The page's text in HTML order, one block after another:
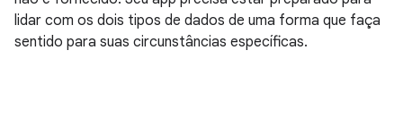
lidar com os dois tipos de dados de uma forma que faça
sentido para suas circunstâncias específicas.